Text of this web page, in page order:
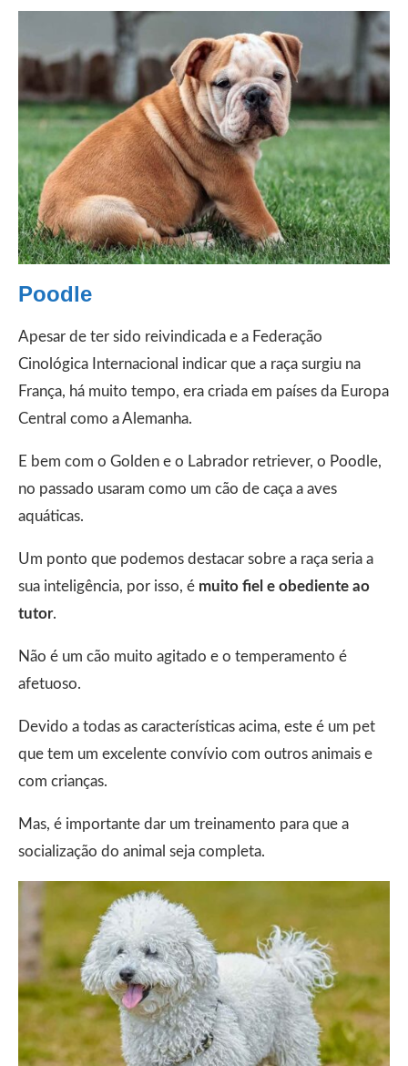
Poodle
Apesar de ter sido reivindicada e a Federação
Cinológica Internacional indicar que a raça surgiu na
França, há muito tempo, era criada em países da Europa
Central como a Alemanha.
E bem com o Golden e o Labrador retriever, o Poodle,
no passado usaram como um cão de caça a aves
aquáticas.
Um ponto que podemos destacar sobre a raça seria a
sua inteligência, por isso, é muito fiel e obediente ao
tutor.
Não é um cão muito agitado e o temperamento é
afetuoso.
Devido a todas as características acima, este é um pet
que tem um excelente convívio com outros animais e
com crianças.
Mas, é importante dar um treinamento para que a
socialização do animal seja completa.